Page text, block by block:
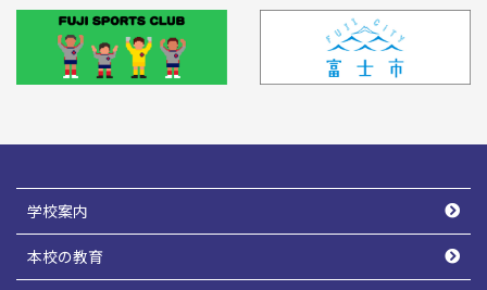
学校案内
本校の教育